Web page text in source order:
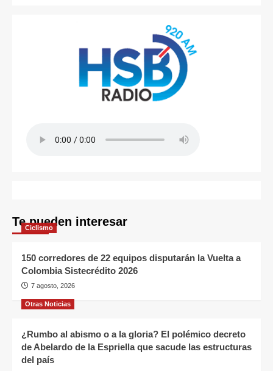
Te pueden interesar
Ciclismo
150 corredores de 22 equipos disputarán la Vuelta a
Colombia Sistecrédito 2026
7 agosto, 2026
Otras Noticias
¿Rumbo al abismo o a la gloria? El polémico decreto
de Abelardo de la Espriella que sacude las estructuras
del país